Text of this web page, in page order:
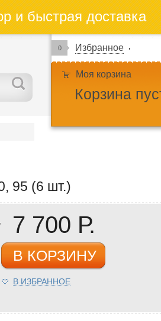
и быстрая доставка
0 Избранное
Моя корзина
Корзина
95 (6 шт.)
7 700 Р.
В КОРЗИНУ
В ИЗБРАННОЕ